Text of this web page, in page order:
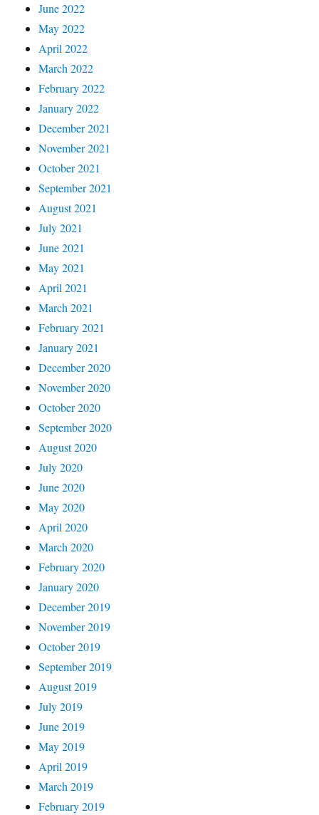
June 2022
May 2022
April 2022
March 2022
February 2022
January 2022
December 2021
November 2021
October 2021
September 2021
August 2021
July 2021
June 2021
May 2021
April 2021
March 2021
February 2021
January 2021
December 2020
November 2020
October 2020
September 2020
August 2020
July 2020
June 2020
May 2020
April 2020
March 2020
February 2020
January 2020
December 2019
November 2019
October 2019
September 2019
August 2019
July 2019
June 2019
May 2019
April 2019
March 2019
February 2019